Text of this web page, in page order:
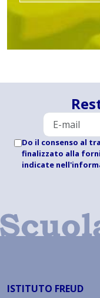
Do il consenso al
finalizzato alla
indicate
ISTITUTO FREUD